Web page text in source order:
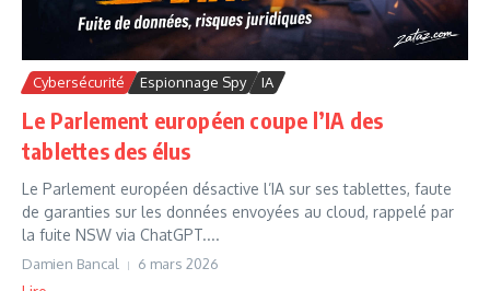
Cybersécurité Espionnage Spy IA
Le Parlement européen coupe l’IA des
tablettes des élus
Le Parlement européen désactive l’IA sur ses tablettes, faute
de garanties sur les données envoyées au cloud, rappelé par
la fuite NSW via ChatGPT....
Damien Bancal 6 mars 2026